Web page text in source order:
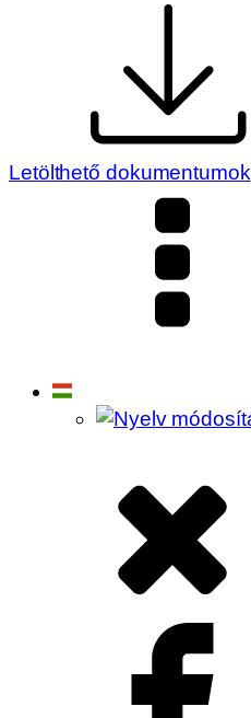
Letölthető dokumentumok